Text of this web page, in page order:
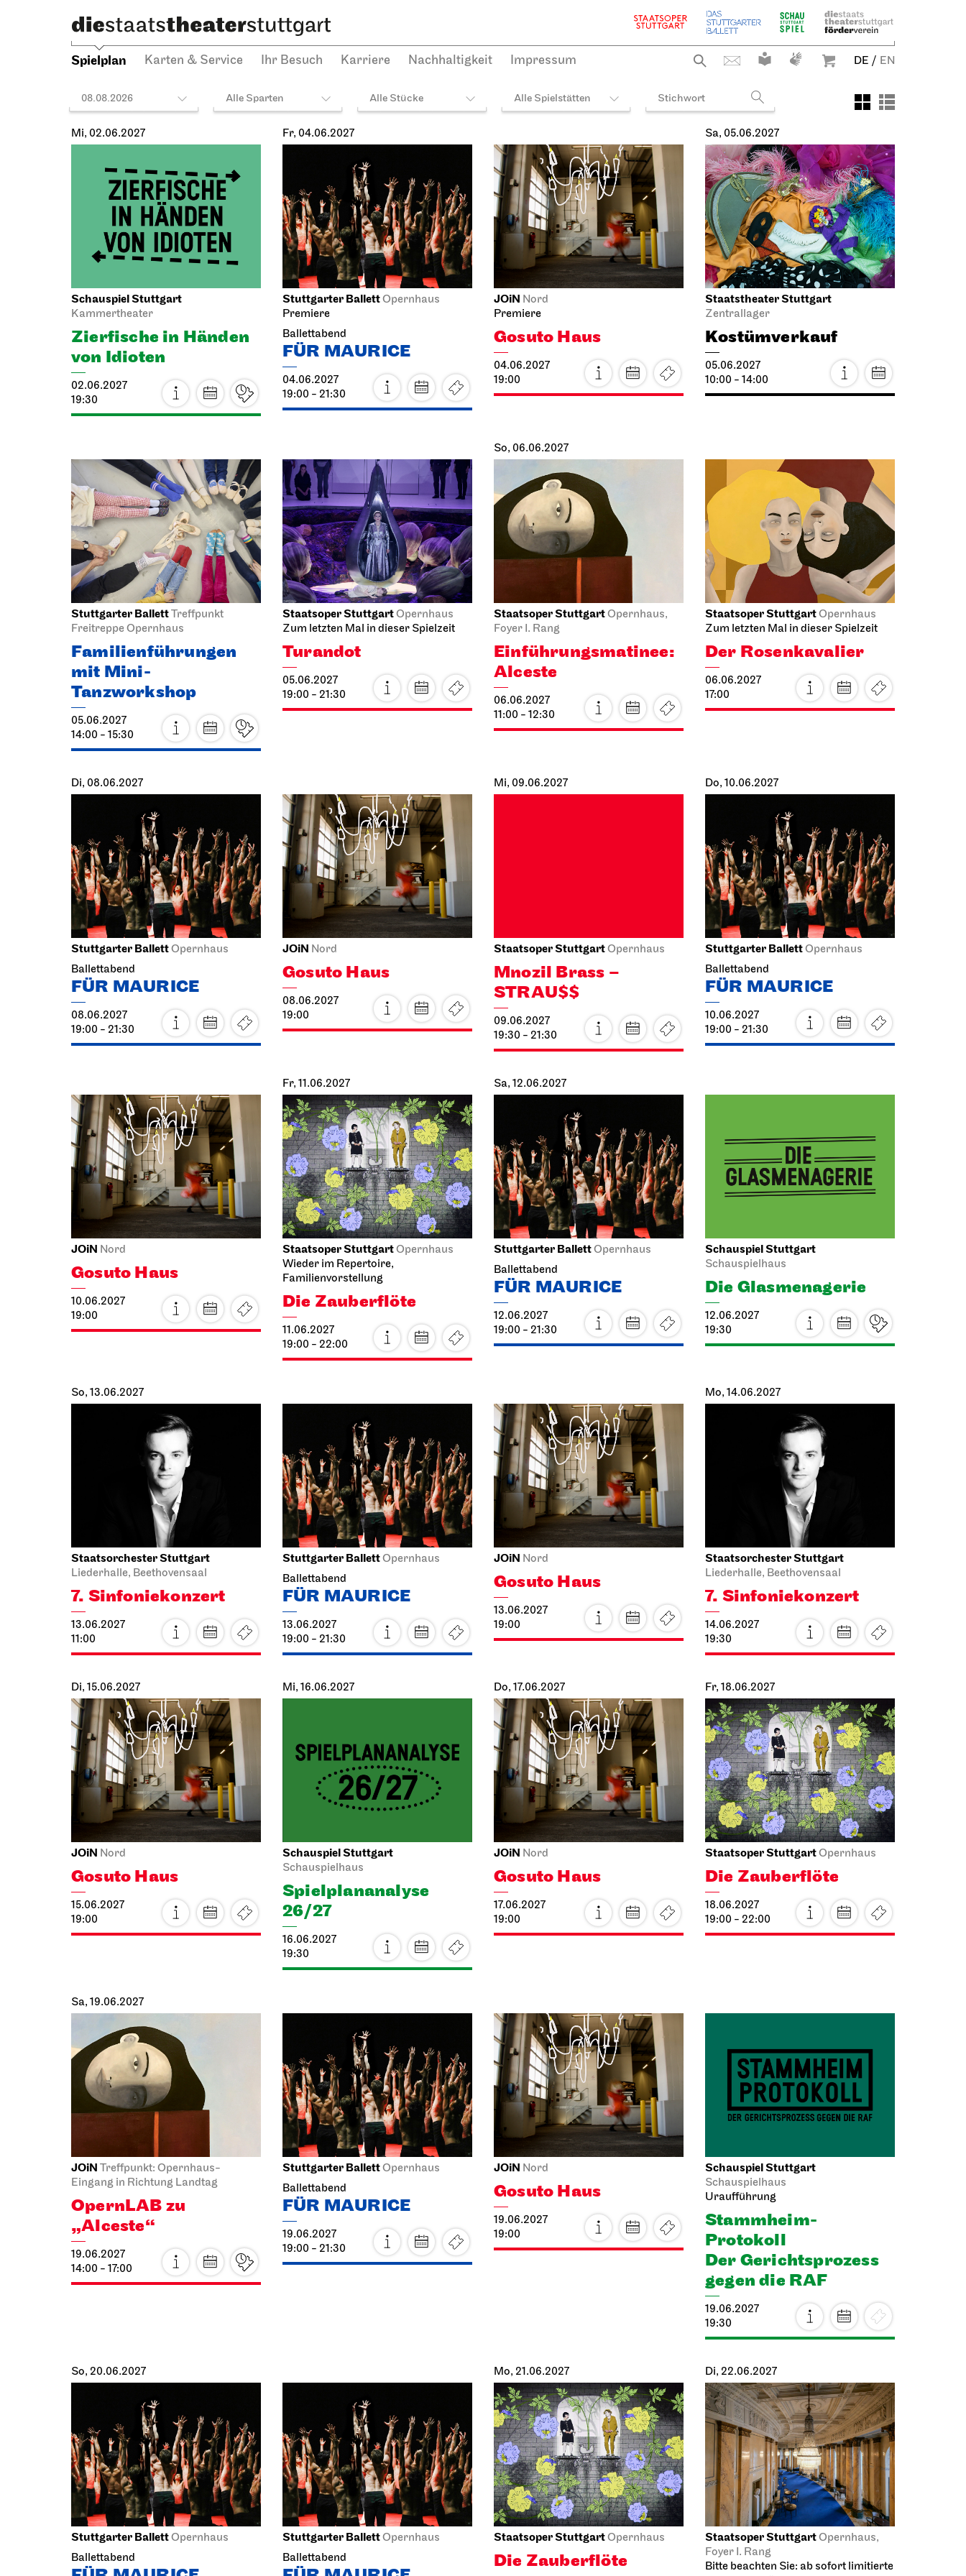
Spielplan
Spielplan Karten & Service Ihr Besuch Karriere Nachhaltigkeit Impressum
DE/ EN
29.05.2027
19:30
Schauspiel Stuttgart
Zier­fische in Händen
von Idioten
02.06.2027
19:30
Stuttgarter BallettOpernhaus
Premiere
Ballettabend
FÜR MAURICE
04.06.2027
19:00 - 21:30
Nord
Premiere
Gosuto Haus
04.06.2027
19:00
Staatstheater Stuttgart
Zentrallager
Kostümverkauf
05.06.2027
10:00 - 14:00
Stuttgarter BallettTreffpunkt
Freitreppe Opernhaus
Familienführungen
mit Mini-
Tanzworkshop
05.06.2027
14:00 - 15:30
Staatsoper StuttgartOpernhaus
Zum letzten Mal in dieser Spielzeit
Turandot
05.06.2027
19:00 - 21:30
Staatsoper Stuttgart
Einführungs­matinee:
Alceste
06.06.2027
11:00 - 12:30
Staatsoper StuttgartOpernhaus
Zum letzten Mal in dieser Spielzeit
Der Rosen­kavalier
06.06.2027
17:00
Di, 08.06.2027
Stuttgarter BallettOpernhaus
Ballettabend
FÜR MAURICE
08.06.2027
19:00 - 21:30
Nord
Gosuto Haus
08.06.2027
19:00
STRAU$$
09.06.2027
19:30 - 21:30
Stuttgarter BallettOpernhaus
Ballettabend
FÜR MAURICE
10.06.2027
19:00 - 21:30
Nord
Gosuto Haus
10.06.2027
19:00
Staatsoper StuttgartOpernhaus
Wieder im Repertoire,
Familienvorstellung
Die Zauberflöte
11.06.2027
19:00 - 22:00
Sa, 12.06.2027
Stuttgarter BallettOpernhaus
Ballettabend
FÜR MAURICE
12.06.2027
19:00 - 21:30
Die Glas­menagerie
12.06.2027
19:30
Staatsorchester Stuttgart
Liederhalle, Beethovensaal
7. Sinfonie­konzert
13.06.2027
11:00
Stuttgarter BallettOpernhaus
Ballettabend
FÜR MAURICE
13.06.2027
19:00 - 21:30
Nord
Gosuto Haus
13.06.2027
19:00
Mo, 14.06.2027
Staatsorchester Stuttgart
Liederhalle, Beethovensaal
7. Sinfonie­konzert
14.06.2027
19:30
Di, 15.06.2027
Nord
Gosuto Haus
15.06.2027
19:00
Mi, 16.06.2027
Schauspiel Stuttgart
Spiel­plan­analyse
26/27
16.06.2027
19:30
Do, 17.06.2027
Nord
Gosuto Haus
17.06.2027
19:00
Fr, 18.06.2027
Staatsoper StuttgartOpernhaus
Die Zauberflöte
18.06.2027
19:00 - 22:00
Treffpunkt: Opernhaus-
Eingang in Richtung Landtag
OpernLAB zu
„Alceste“
19.06.2027
14:00 - 17:00
Stuttgarter BallettOpernhaus
Ballettabend
FÜR MAURICE
19.06.2027
19:00 - 21:30
Nord
Gosuto Haus
19.06.2027
19:00
Schauspiel Stuttgart
Stamm­heim-
Protokoll
Der Gerichts­prozess
gegen die RAF
19.06.2027
19:30
Stuttgarter BallettOpernhaus
Ballettabend
FÜR MAURICE
20.06.2027
14:00 - 16:30
Stuttgarter BallettOpernhaus
Ballettabend
FÜR MAURICE
20.06.2027
19:00 - 21:30
Staatsoper StuttgartOpernhaus
Die Zauberflöte
21.06.2027
19:00 - 22:00
Di, 22.06.2027
Staatsoper StuttgartOpernhaus,
Foyer I. Rang
Bitte beachten Sie: ab sofort limitierte
Platzkapazität bei allen
Lunchkonzerten!